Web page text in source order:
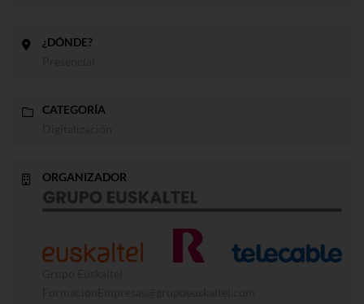
¿DÓNDE?
CATEGORÍA
ORGANIZADOR